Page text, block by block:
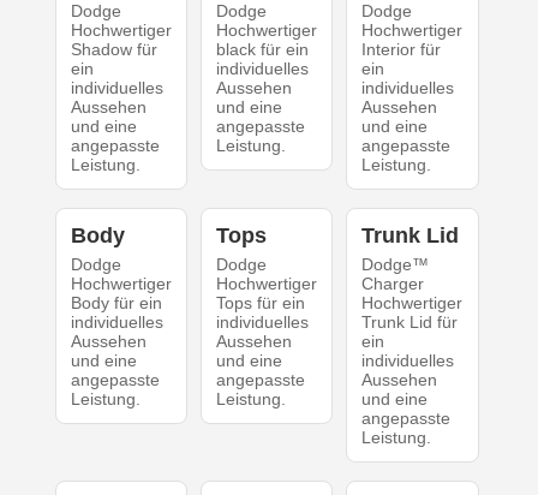
Dodge
Hochwertiger
Shadow für
ein
individuelles
Aussehen
und eine
angepasste
Leistung.
Dodge
Hochwertiger
black für ein
individuelles
Aussehen
und eine
angepasste
Leistung.
Dodge
Hochwertiger
Interior für
ein
individuelles
Aussehen
und eine
angepasste
Leistung.
Body
Dodge
Hochwertiger
Body für ein
individuelles
Aussehen
und eine
angepasste
Leistung.
Tops
Dodge
Hochwertiger
Tops für ein
individuelles
Aussehen
und eine
angepasste
Leistung.
Trunk Lid
Dodge™
Charger
Hochwertiger
Trunk Lid für
ein
individuelles
Aussehen
und eine
angepasste
Leistung.